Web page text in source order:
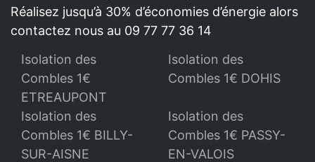
Réalisez jusqu’à 30% d’économies d’énergie alors
contactez nous au 09 77 77 36 14
Isolation des
Combles 1€
ETREAUPONT
Isolation des
Combles 1€ DOHIS
Isolation des
Combles 1€ BILLY-
SUR-AISNE
Isolation des
Combles 1€ PASSY-
EN-VALOIS